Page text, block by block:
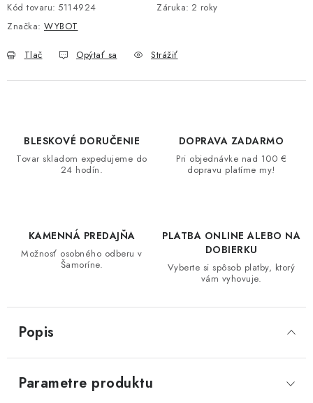
Kód tovaru: 5114924 Záruka: 2 roky
Značka: WYBOT
Tlač Opýtať sa Strážiť
BLESKOVÉ DORUČENIE
Tovar skladom expedujeme do
24 hodín.
DOPRAVA ZADARMO
Pri objednávke nad 100 €
dopravu platíme my!
KAMENNÁ PREDAJŇA
Možnosť osobného odberu v
Šamoríne.
PLATBA ONLINE ALEBO NA
DOBIERKU
Vyberte si spôsob platby, ktorý
vám vyhovuje.
Popis
Parametre produktu